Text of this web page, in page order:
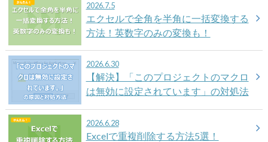
2026.7.5
エクセルで全角を半角に一括変換する
方法！英数字のみの変換も！
2026.6.30
【解決】「このプロジェクトのマクロ
は無効に設定されています」の対処法
2026.6.28
Excelで重複削除する方法5選！